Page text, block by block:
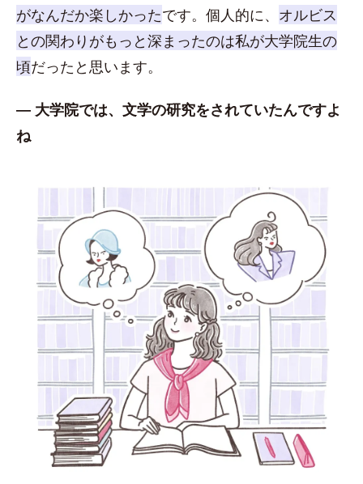
がなんだか楽しかったです。個人的に、 オルビス
との関わりがもっと深まったのは私が大学院生の
頃だったと思います。
― 大学院では、文学の研究をされていたんですよ
ね